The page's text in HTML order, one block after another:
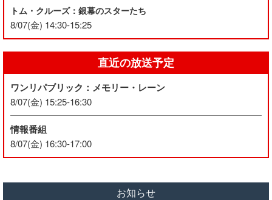
トム・クルーズ：銀幕のスターたち
8/07(金) 14:30-15:25
直近の放送予定
ワンリパブリック：メモリー・レーン
8/07(金) 15:25-16:30
情報番組
8/07(金) 16:30-17:00
お知らせ